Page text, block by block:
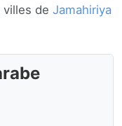
de Jamahiriya